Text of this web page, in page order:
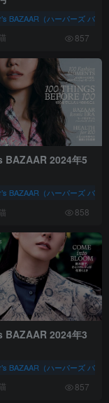
尚 株式会社ハースト妇
BAZAAR（ハーパーズ バザ
857
尚 株式会社ハースト妇
BAZAAR 2024年5
BAZAAR（ハーパーズ バザ
858
尚 株式会社ハースト妇
BAZAAR 2024年3
BAZAAR（ハーパーズ バザ
857